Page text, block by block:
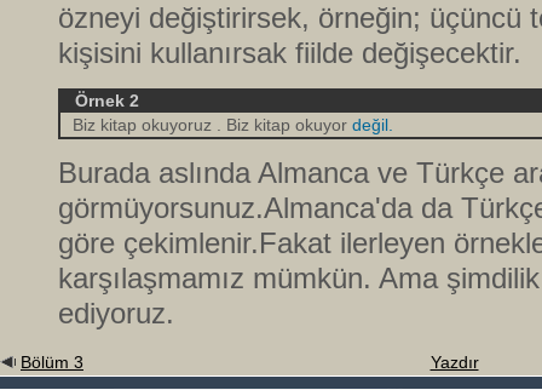
özneyi değiştirirsek, örneğin; üçüncü
kişisini kullanırsak fiilde değişecektir.
Örnek 2
Biz kitap okuyoruz . Biz kitap okuyor değil.
Burada aslında Almanca ve Türkçe
görmüyorsunuz.Almanca'da da
göre çekimlenir.Fakat ilerleyen
karşılaşmamız mümkün. Ama
ediyoruz.
Bölüm 3 Yazdır